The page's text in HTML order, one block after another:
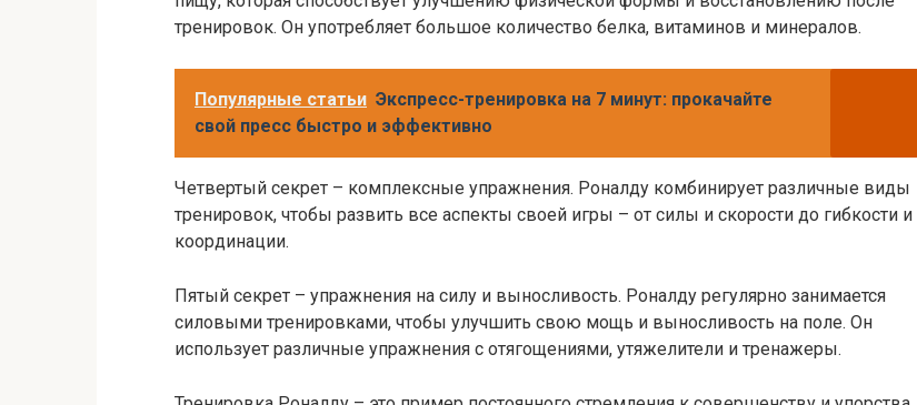
тренировок. Он употребляет большое количество белка, витаминов и минералов.
Популярные статьи Экспресс-тренировка на 7 минут: прокачайте
свой пресс быстро и эффективно
Четвертый секрет – комплексные упражнения. Роналду комбинирует различные виды
тренировок, чтобы развить все аспекты своей игры – от силы и скорости до гибкости и
координации.
Пятый секрет – упражнения на силу и выносливость. Роналду регулярно занимается
силовыми тренировками, чтобы улучшить свою мощь и выносливость на поле. Он
использует различные упражнения с отягощениями, утяжелители и тренажеры.